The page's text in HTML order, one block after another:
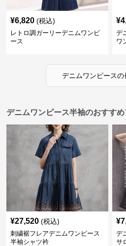
¥6,820 (税込)
レトロ調ガーリーデニムワンピ
ース
¥
デ
ワ
デニムワンピースの
デニムワンピース半袖のおすす
¥27,520 (税込)
刺繍裾フレアデニムワンピース
半袖シャツ衿
¥
デ
サ